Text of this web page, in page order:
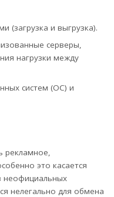
(загрузка и выгрузка).
серверы,
нагрузки между
систем (ОС) и
рекламное,
это касается
неофициальных
нелегально для обмена